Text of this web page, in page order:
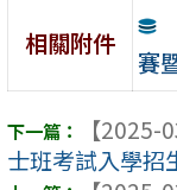
相關附件
賽
【2025-
士班考試入學招